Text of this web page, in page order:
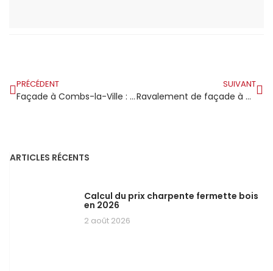
PRÉCÉDENT
Façade à Combs-la-Ville : ravalement dans une commune résidentielle où l’entretien extérieur est une tradition
SUIVANT
Ravalement de façade à Coulommiers : entre bâti ancien et rénovation moderne les propriétaires font des choix éclairés
ARTICLES RÉCENTS
Calcul du prix charpente fermette bois
en 2026
2 août 2026